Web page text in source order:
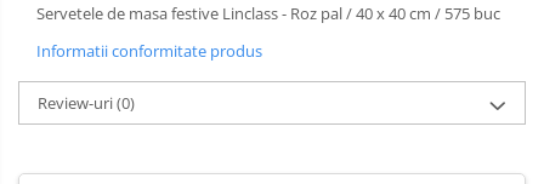
Servetele de masa festive Linclass - Roz pal / 40 x 40 cm / 575 buc
Informatii conformitate produs
Review-uri(0)